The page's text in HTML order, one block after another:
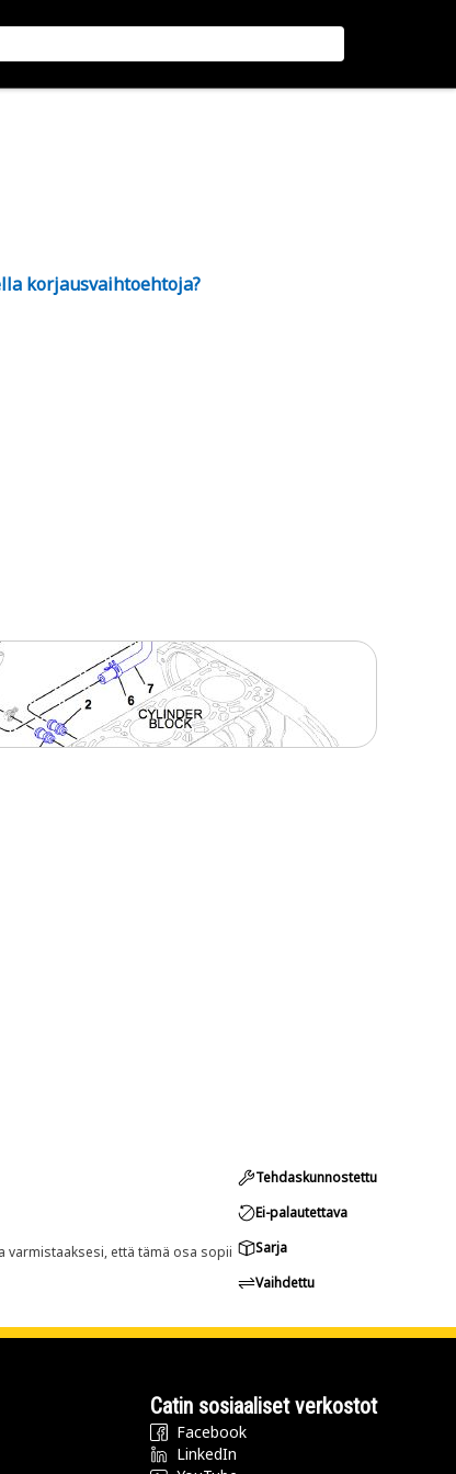
korjausvaihtoehtoja?
varmistaaksesi, että tämä osa sopii
Tehdaskunnostettu
Ei-palautettava
Sarja
Vaihdettu
Catin sosiaaliset verkostot
Facebook
LinkedIn